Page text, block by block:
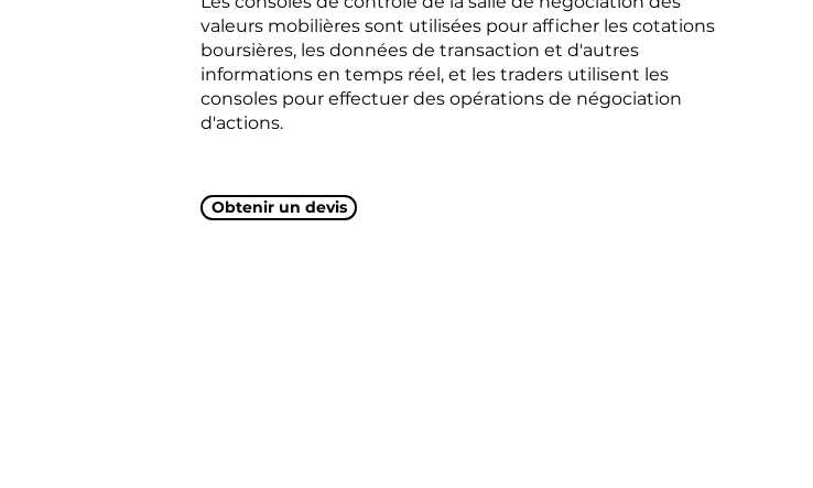
valeurs mobilières sont utilisées pour afficher les cotations
boursières, les données de transaction et d'autres
informations en temps réel, et les traders utilisent les
consoles pour effectuer des opérations de négociation
d'actions.
Obtenir un devis